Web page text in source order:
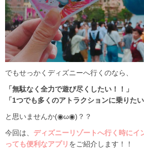
でもせっかくディズニーへ行くのなら、
「無駄なく全力で遊び尽くしたい！！」
「1つでも多くのアトラクションに乗りたい
と思いませんか(◉ω◉)？？
今回は、 ディズニーリゾートへ行く時にイ
っても便利なアプリ をご紹介します！！